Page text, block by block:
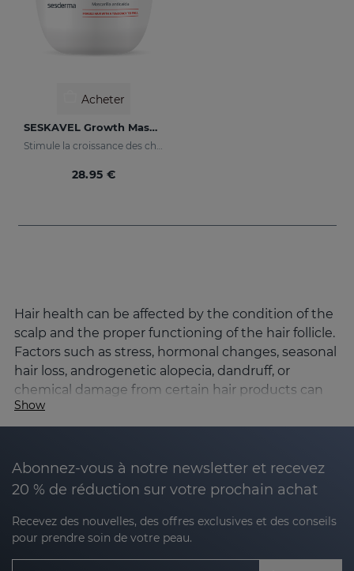
Acheter
SESKAVEL Growth Masque Anti-Chute
28.95 €
Hair health can be affected by the condition of the
scalp and the proper functioning of the hair follicle.
Factors such as stress, hormonal changes, seasonal
hair loss, androgenetic alopecia, dandruff, or
chemical damage from certain hair products can
alter the hair cycle and affect hair density, strength,
and quality.
Sesderma's SESKAVEL line has been developed to
comprehensively address the main hair concerns,
combining advanced dermocosmetic active
ingredients and Nanotech encapsulation
technology to optimise its penetration and
Show
Abonnez-vous à notre newsletter et recevez
20 % de réduction sur votre prochain achat
Recevez des nouvelles, des offres exclusives et des conseils
pour prendre soin de votre peau.